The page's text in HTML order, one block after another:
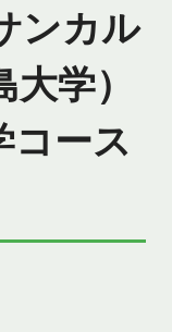
ンカル
学）
コース